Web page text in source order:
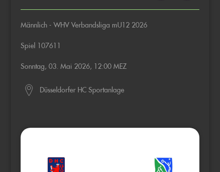
Männlich - WHV Verbandsliga mU12 2026
Spiel 107611
Sonntag, 03. Mai 2026, 12:00 MEZ
Düsseldorfer HC Sportanlage